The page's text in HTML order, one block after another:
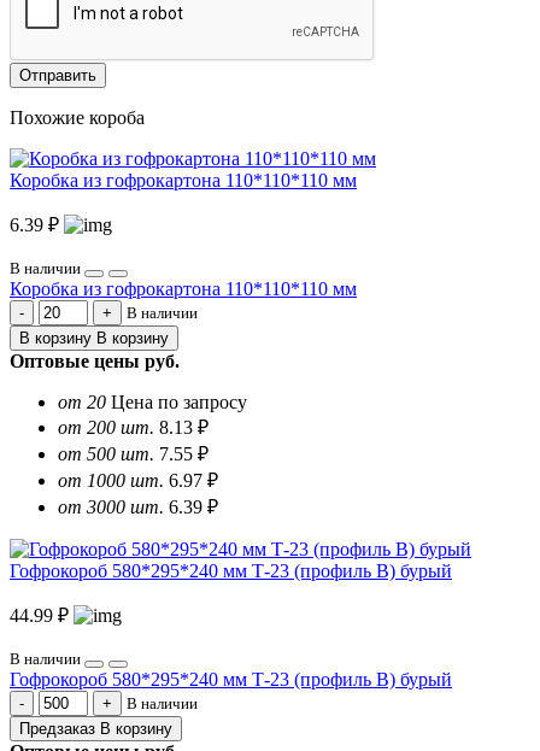
Отправить
Похожие короба
Коробка из гофрокартона 110*110*110 мм
6.39 ₽
В наличии
Коробка из гофрокартона 110*110*110 мм
В наличии
В корзину В корзину
Оптовые цены руб.
от 20 Цена по запросу
от 200 шт. 8.13 ₽
от 500 шт. 7.55 ₽
от 1000 шт. 6.97 ₽
от 3000 шт. 6.39 ₽
Гофрокороб 580*295*240 мм Т-23 (профиль B) бурый
44.99 ₽
В наличии
Гофрокороб 580*295*240 мм Т-23 (профиль B) бурый
В наличии
Предзаказ В корзину